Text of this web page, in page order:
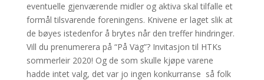
eventuelle gjenværende midler og aktiva skal tilfalle et
formål tilsvarende foreningens. Knivene er laget slik at
de bøyes istedenfor å brytes når den treffer hindringer.
Vill du prenumerera på “På Väg”? Invitasjon til HTKs
sommerleir 2020! Og de som skulle kjøpe varene
hadde intet valg, det var jo ingen konkurranse  så folk